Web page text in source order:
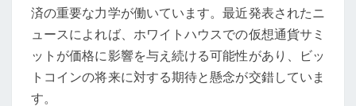
治
と
経
済の重要な力学が働いています。最近発表されたニ
ュースによれば、ホワイトハウスでの仮想通貨サミ
ットが価格に影響を与え続ける可能性があり、ビッ
トコインの将来に対する期待と懸念が交錯していま
す。